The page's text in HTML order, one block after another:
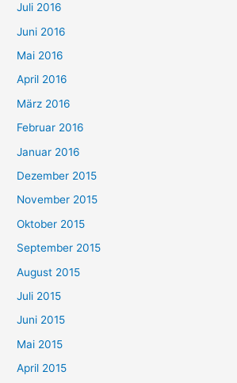
Juli 2016
Juni 2016
Mai 2016
April 2016
März 2016
Februar 2016
Januar 2016
Dezember 2015
November 2015
Oktober 2015
September 2015
August 2015
Juli 2015
Juni 2015
Mai 2015
April 2015